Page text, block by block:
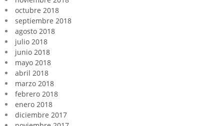
octubre 2018
septiembre 2018
agosto 2018
julio 2018
junio 2018
mayo 2018
abril 2018
marzo 2018
febrero 2018
enero 2018
diciembre 2017